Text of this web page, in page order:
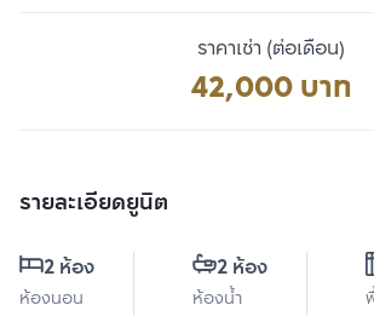
ราคาเช่า (ต่อเดือน)
42,000 บาท
รายละเอียดยูนิต
2 ห้อง
ห้องนอน
2 ห้อง
ห้องน้ำ